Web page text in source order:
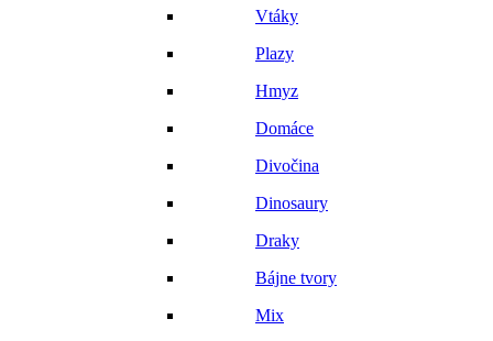
Vtáky
Plazy
Hmyz
Domáce
Divočina
Dinosaury
Draky
Bájne tvory
Mix